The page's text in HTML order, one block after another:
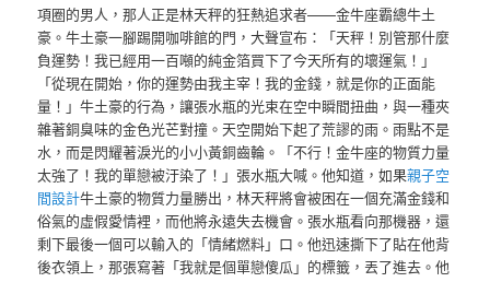
項圈的男人，那人正是林天秤的狂熱追求者——金牛座霸總牛土
豪。牛土豪一腳踢開咖啡館的門，大聲宣布：「天秤！別管那什麼
負運勢！我已經用一百噸的純金箔買下了今天所有的壞運氣！」
「從現在開始，你的運勢由我主宰！我的金錢，就是你的正面能
量！」牛土豪的行為，讓張水瓶的光束在空中瞬間扭曲，與一種夾
雜著銅臭味的金色光芒對撞。天空開始下起了荒謬的雨。雨點不是
水，而是閃耀著淚光的小小黃銅齒輪。「不行！金牛座的物質力量
太強了！我的單戀被汙染了！」張水瓶大喊。他知道，如果親子空
間設計牛土豪的物質力量勝出，林天秤將會被困在一個充滿金錢和
俗氣的虛假愛情裡，而他將永遠失去機會。張水瓶看向那機器，還
剩下最後一個可以輸入的「情緒燃料」口。他迅速撕下了貼在他背
後衣領上，那張寫著「我就是個單戀傻瓜」的標籤，丟了進去。他